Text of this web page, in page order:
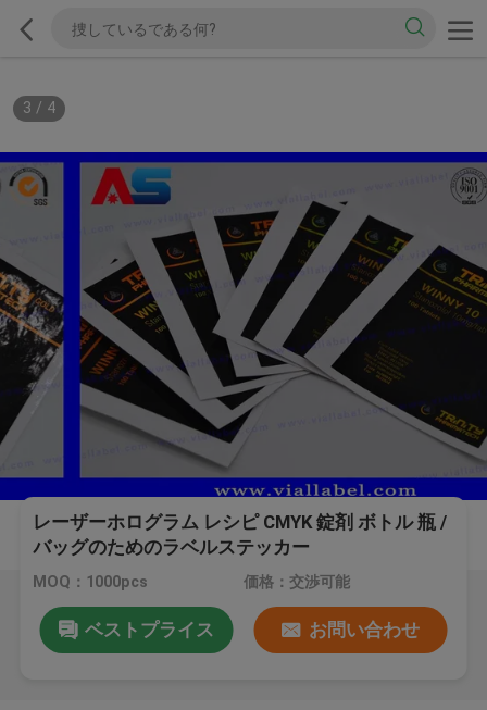
3 / 4
レーザーホログラム レシピ CMYK 錠剤 ボトル 瓶 /
バッグのためのラベルステッカー
MOQ：1000pcs 価格：交渉可能
ベストプライス お問い合わせ